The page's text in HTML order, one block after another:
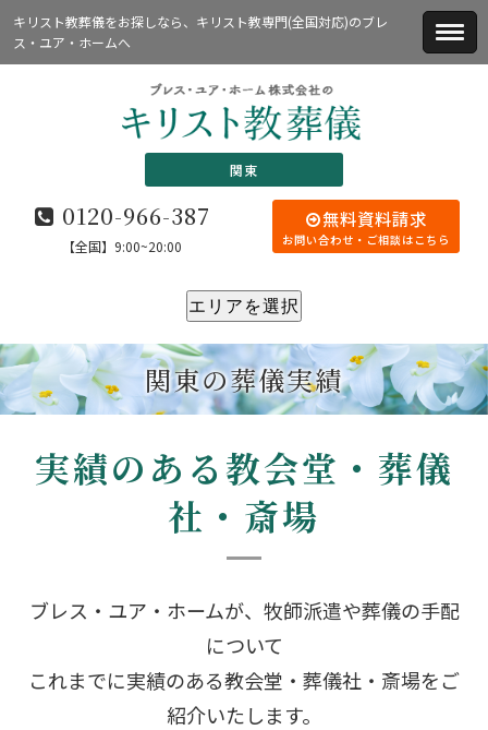
キリスト教葬儀をお探しなら、キリスト教専門(全国対応)のブレ
ス・ユア・ホームへ
関東
無料資料請求
お問い合わせ・ご相談はこちら
0120-966-387
【全国】9:00~20:00
エリアを選択
関東の葬儀実績
実績のある教会堂・葬儀
社・斎場
ブレス・ユア・ホームが、牧師派遣や葬儀の手配
について
これまでに実績のある教会堂・葬儀社・斎場をご
紹介いたします。